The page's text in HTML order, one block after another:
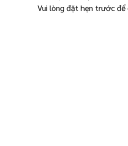
Vui lòng đặt hẹn trước